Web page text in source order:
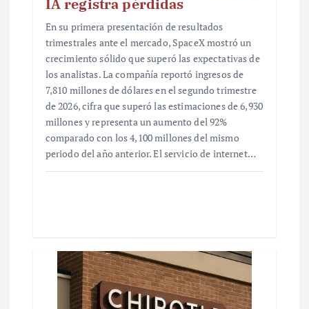
En su primera presentación de resultados
trimestrales ante el mercado, SpaceX mostró un
crecimiento sólido que superó las expectativas de
los analistas. La compañía reportó ingresos de
7,810 millones de dólares en el segundo trimestre
de 2026, cifra que superó las estimaciones de 6,930
millones y representa un aumento del 92%
comparado con los 4,100 millones del mismo
periodo del año anterior. El servicio de internet…